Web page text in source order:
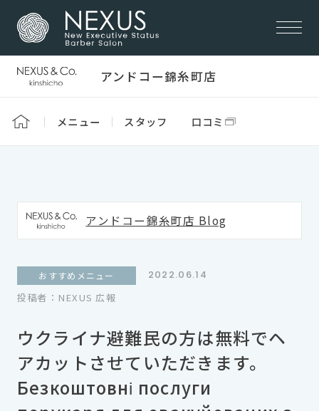
アンドコー錦糸町店 Blog
ウクライナ避難民の方は無料でヘ
アカットさせていただきます。
Безкоштовні послуги
おすすめメニュー
2022.06.14
投稿者：NEXUS 広報
アンドコー錦糸町店
メニュー スタッフ 口コミ